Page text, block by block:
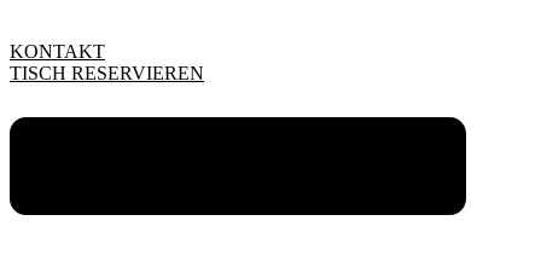
KONTAKT
TISCH RESERVIEREN